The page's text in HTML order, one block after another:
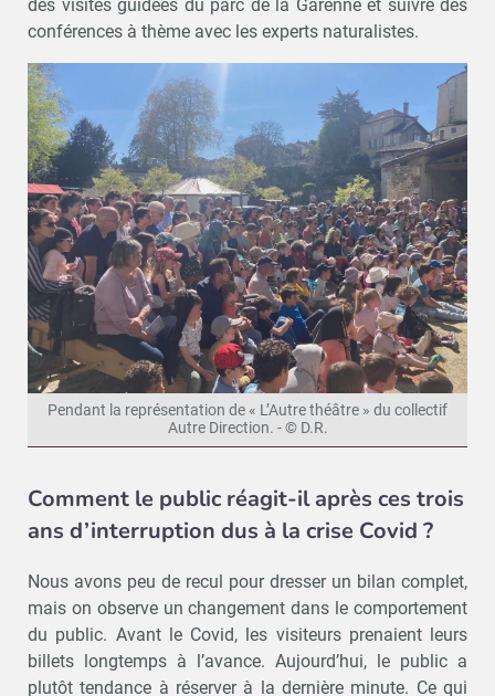
des visites guidées du parc de la Garenne et suivre des
conférences à thème avec les experts naturalistes.
Pendant la représentation de « L’Autre théâtre » du collectif
Autre Direction. - © D.R.
Comment le public réagit-il après ces trois
ans d’interruption dus à la crise Covid ?
Nous avons peu de recul pour dresser un bilan complet,
mais on observe un changement dans le comportement
du public. Avant le Covid, les visiteurs prenaient leurs
billets longtemps à l’avance. Aujourd’hui, le public a
plutôt tendance à réserver à la dernière minute. Ce qui